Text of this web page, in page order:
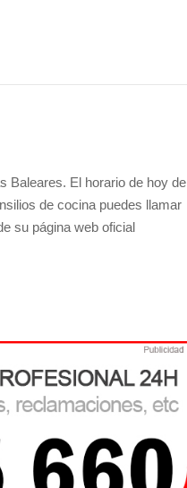
Baleares. El horario de hoy de
de cocina puedes llamar
su página web oficial